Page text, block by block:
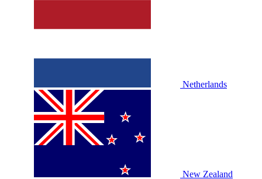
Netherlands
New Zealand